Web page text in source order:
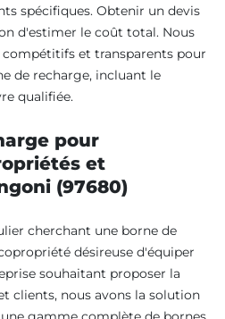
spécifiques. Obtenir un devis
d'estimer le coût total. Nous
et transparents pour
de recharge, incluant le
qualifiée.
pour
et
(97680)
cherchant une borne de
désireuse d'équiper
souhaitant proposer la
clients, nous avons la solution